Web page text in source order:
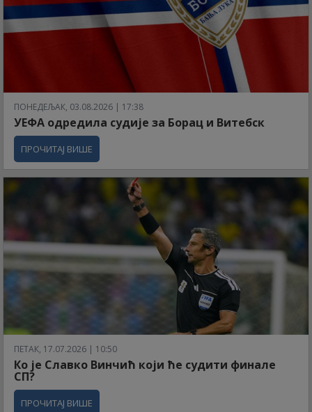
ПОНЕДЕЉАК, 03.08.2026 | 17:38
УЕФА одредила судије за Борац и Витебск
ПРОЧИТАЈ ВИШЕ
ПЕТАК, 17.07.2026 | 10:50
Ко је Славко Винчић који ће судити финале
СП?
ПРОЧИТАЈ ВИШЕ